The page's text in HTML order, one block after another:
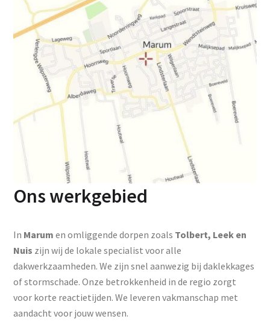
Ons werkgebied
In Marum en omliggende dorpen zoals Tolbert, Leek en
Nuis zijn wij de lokale specialist voor alle
dakwerkzaamheden. We zijn snel aanwezig bij daklekkages
of stormschade. Onze betrokkenheid in de regio zorgt
voor korte reactietijden. We leveren vakmanschap met
aandacht voor jouw wensen.